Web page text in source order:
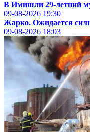
В Имишли 29-летний
09-08-2026 19:30
Жарко. Ожидается
09-08-2026 18:03